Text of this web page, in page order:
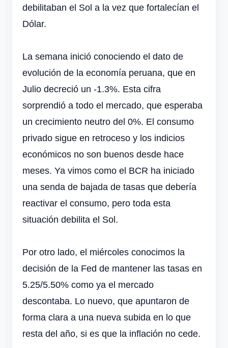
debilitaban el Sol a la vez que fortalecían el
Dólar.
La semana inició conociendo el dato de
evolución de la economía peruana, que en
Julio decreció un -1.3%. Esta cifra
sorprendió a todo el mercado, que esperaba
un crecimiento neutro del 0%. El consumo
privado sigue en retroceso y los indicios
económicos no son buenos desde hace
meses. Ya vimos como el BCR ha iniciado
una senda de bajada de tasas que debería
reactivar el consumo, pero toda esta
situación debilita el Sol.
Por otro lado, el miércoles conocimos la
decisión de la Fed de mantener las tasas en
5.25/5.50% como ya el mercado
descontaba. Lo nuevo, que apuntaron de
forma clara a una nueva subida en lo que
resta del año, si es que la inflación no cede.